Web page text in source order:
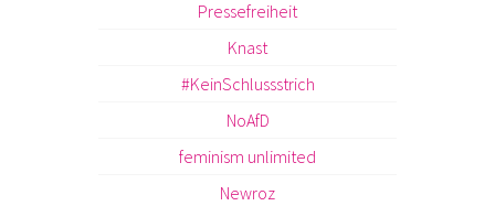
Pressefreiheit
Knast
#KeinSchlussstrich
NoAfD
feminism unlimited
Newroz